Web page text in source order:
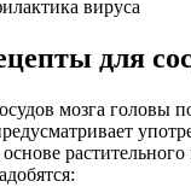
вируса
для
мозга головы
растительного